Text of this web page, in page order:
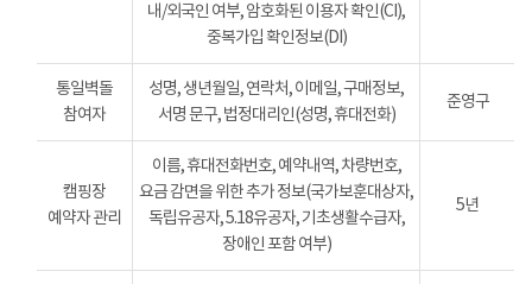
내/외국인 여부, 암호화된 이용자 확인(CI),
중복가입 확인정보(DI)
통일벽돌
참여자
성명, 생년월일, 연락처, 이메일, 구매정보,
서명 문구, 법정대리인(성명, 휴대전화)
준영구
캠핑장
예약자 관리
이름, 휴대전화번호, 예약내역, 차량번호,
요금 감면을 위한 추가 정보(국가보훈대상자,
독립유공자, 5.18유공자, 기초생활수급자,
장애인 포함 여부)
5년